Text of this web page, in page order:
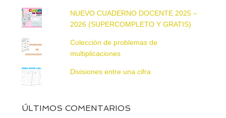
NUEVO CUADERNO DOCENTE 2025 –
2026 (SUPERCOMPLETO Y GRATIS)
Colección de problemas de
multiplicaciones
Divisiones entre una cifra
ÚLTIMOS COMENTARIOS